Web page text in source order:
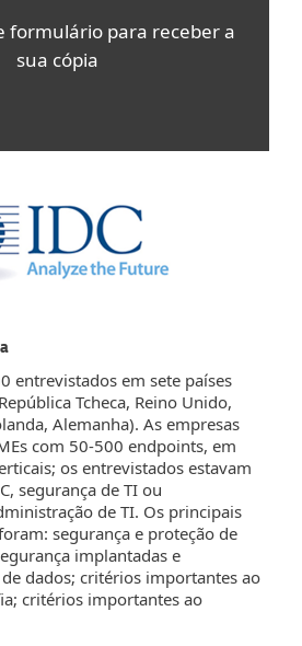
formulário para receber a
sua cópia
entrevistados em sete países
Tcheca, Reino Unido,
Alemanha). As empresas
com 50-500 endpoints, em
os entrevistados estavam
segurança de TI ou
de TI. Os principais
segurança e proteção de
implantadas e
dados; critérios importantes ao
critérios importantes ao